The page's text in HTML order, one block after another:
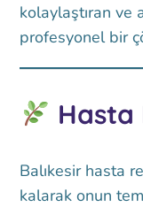
kolaylaştıran ve
profesyonel bir
Hasta
Balıkesir hasta
kalarak onun